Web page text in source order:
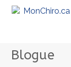
Blogue